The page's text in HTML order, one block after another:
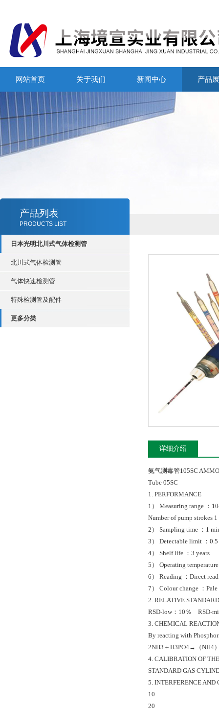
网站首页 关于我们 新闻中心 产品
产品列表
PRODUCTS LIST
日本光明北川式气体检测管
北川式气体检测管
气体快速检测管
特殊检测管及配件
更多分类
详细介绍
氨气测毒管105SC
Tube 05SC
1. PERFORMANCE
1） Measuring range ：
Number of pump strokes
2） Sampling time ：1
3） Detectable limit ：
4） Shelf life ：3 years
5） Operating
6） Reading ：Direct
7） Colour change ：
2. RELATIVE
RSD-low：10％ RSD-
3. CHEMICAL
By reacting with
2NH3＋H3PO4→（NH4
4. CALIBRATION OF
STANDARD GAS
5. INTERFERENCE AND
10
20